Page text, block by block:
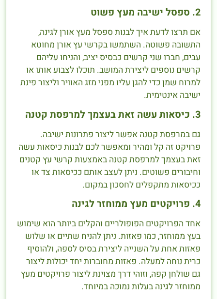
2. ספסל ישיבה מעץ פשוט
אם תרצו לדעת איך לבנות ספסל מעץ אורן לגינה,
התשובה פשוטה. השתמשו בקרשי עץ אורן מחוטא
עבים, חברו שני קרשים כבסיס יציב, והניחו עליהם
קרשים נוספים ליצירת המושב. תוכלו לצבוע אותו או
למרוח שמן כדי להגן עליו מפני מזג האוויר וליצור פינת
ישיבה אינטימית.
3. כיסאות עשה זאת בעצמך למרפסת קטנה
גם במרפסת קטנה אפשר ליצור פתרונות ישיבה.
פרויקט זה קל ומהיר ומאפשר לכם לבנות כיסאות עשה
זאת בעצמך למרפסת קטנה באמצעות קרשי עץ קטנים
וחיבורים פשוטים. ניתן לעצב אותם ככיסאות צד או
ככיסאות מתקפלים לחסכון במקום.
4. פרויקטים מעץ ממוחזר לגינה
אחד הפרויקטים הפופולריים והקלים ביותר הוא שימוש
בעץ ממוחזר, כמו פאזות. ניתן להניח שתיים או שלוש
פאזות אחת על השנייה ליצירת בסיס לספה, ולהוסיף
כרית נוחה למעלה. פאזות מחוברות יחד יכולות ליצור
גם שולחן קפה, וזוהי דרך מצוינת ליצור פרויקטים מעץ
ממוחזר לגינה בעלות נמוכה במיוחד.